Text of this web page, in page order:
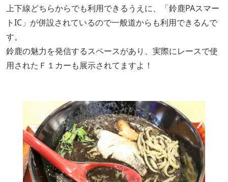
上下線どちらからでも利用できるうえに、「鈴鹿PAスマー
トIC」が併設されているので一般道からも利用できるんで
す。
鈴鹿の魅力を発信するスペースがあり、実際にレースで使
用されたＦ１カーも展示されてますよ！